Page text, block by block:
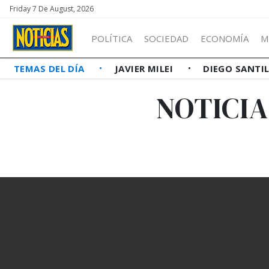
Friday 7 De August, 2026
POLÍTICA SOCIEDAD ECONOMÍA
TEMAS DEL DÍA JAVIER MILEI DIEGO